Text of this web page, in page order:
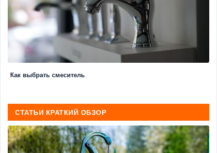
Как выбрать смеситель
СТАТЬИ КРАТКИЙ ОБЗОР